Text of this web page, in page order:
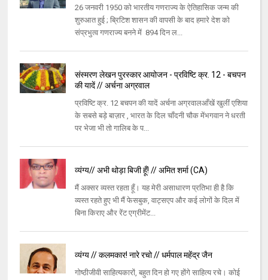
26 जनवरी 1950 को भारतीय गणराज्य के ऐतिहासिक जन्म की
शुरुआत हुई ; ब्रिटिश शासन की वापसी के बाद हमारे देश को
संप्रभुत्व गणराज्य बनने में 894 दिन ल...
संस्मरण लेखन पुरस्कार आयोजन - प्रविष्टि क्र. 12 - बचपन
की यादें // अर्चना अग्रवाल
प्रविष्टि क्र. 12 बचपन की यादें अर्चना अग्रवालआँखें खुलीं एशिया
के सबसे बड़े बाज़ार , भारत के दिल चाँदनी चौक मेंभगवान ने धरती
पर भेजा भी तो गालिब के प...
व्यंग्य// अभी थोड़ा बिजी हूँ! // अमित शर्मा (CA)
मैं अक्सर व्यस्त रहता हूँ। यह मेरी असाधारण प्रतिभा ही है कि
व्यस्त रहते हुए भी मैं फेसबुक, वाट्सएप और कई लोगों के दिल में
बिना किराए और रेंट एग्रीमेंट...
व्यंग्य // कलमकार! नारे रचो // धर्मपाल महेंद्र जैन
गोष्ठीजीवी साहित्यकारों, बहुत दिन हो गए होंगे साहित्य रचे। कोई